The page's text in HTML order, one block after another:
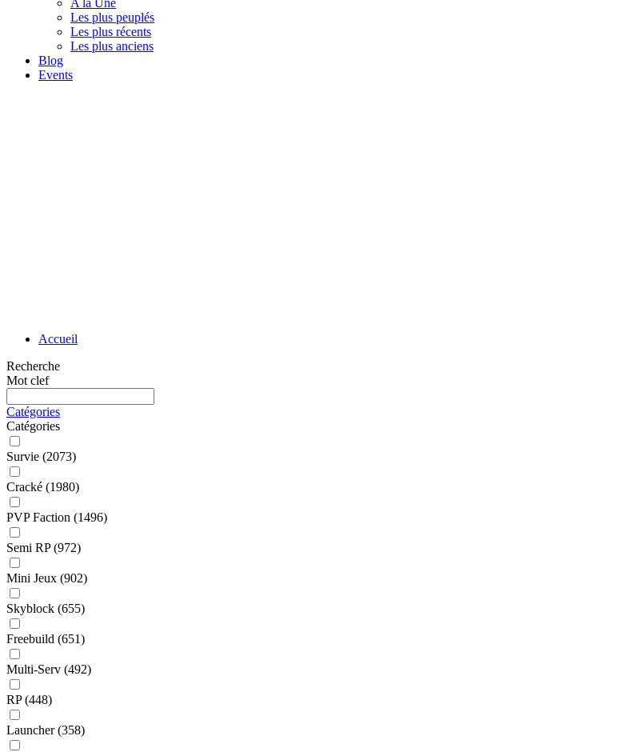
Les plus peuplés
Les plus récents
Les plus anciens
Blog
Events
Accueil
Recherche
Mot clef
Catégories
Catégories
Survie (2073)
Cracké (1980)
PVP Faction (1496)
Semi RP(972)
Mini Jeux (902)
Skyblock (655)
Freebuild (651)
Multi-Serv (492)
RP(448)
Launcher(358)